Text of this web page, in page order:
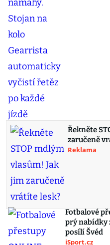
Řekněte
zaručeně
Reklama
Fotbalové
prý nabídky
posílí Švéd
iSport.cz